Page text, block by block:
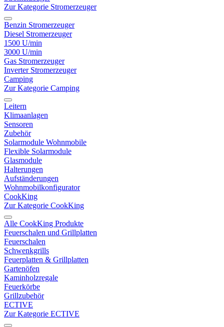
Zur Kategorie Stromerzeuger
Benzin Stromerzeuger
Diesel Stromerzeuger
1500 U/min
3000 U/min
Gas Stromerzeuger
Inverter Stromerzeuger
Camping
Zur Kategorie Camping
Leitern
Klimaanlagen
Sensoren
Zubehör
Solarmodule Wohnmobile
Flexible Solarmodule
Glasmodule
Halterungen
Aufständerungen
Wohnmobilkonfigurator
CookKing
Zur Kategorie CookKing
Alle CookKing Produkte
Feuerschalen und Grillplatten
Feuerschalen
Schwenkgrills
Feuerplatten & Grillplatten
Gartenöfen
Kaminholzregale
Feuerkörbe
Grillzubehör
ECTIVE
Zur Kategorie ECTIVE